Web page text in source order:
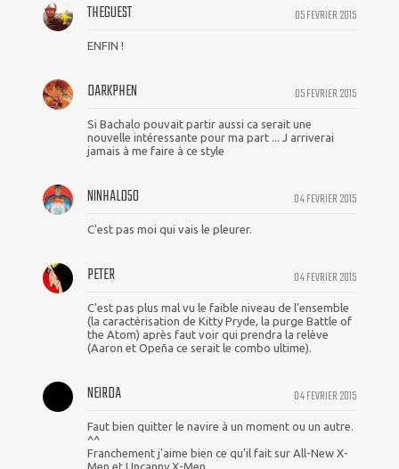
05 FEVRIER 2015
THEGUEST
ENFIN !
05 FEVRIER 2015
DARKPHEN
Si Bachalo pouvait partir aussi ca serait une
nouvelle intéressante pour ma part ... J arriverai
jamais à me faire à ce style
04 FEVRIER 2015
NINHALO50
C'est pas moi qui vais le pleurer.
04 FEVRIER 2015
PETER
C'est pas plus mal vu le faible niveau de l'ensemble
(la caractérisation de Kitty Pryde, la purge Battle of
the Atom) après faut voir qui prendra la relève
(Aaron et Opeña ce serait le combo ultime).
04 FEVRIER 2015
NEIRDA
Faut bien quitter le navire à un moment ou un autre.
^^
Franchement j'aime bien ce qu'il fait sur All-New X-